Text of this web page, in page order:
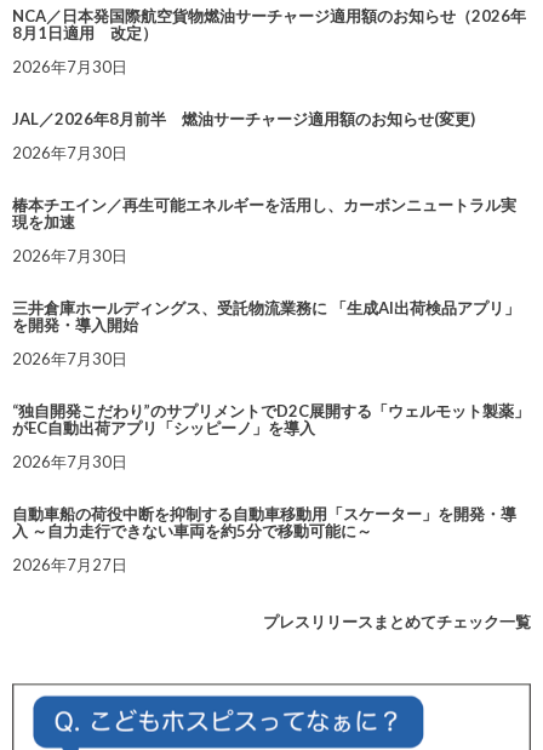
NCA／日本発国際航空貨物燃油サーチャージ適用額のお知らせ（2026年
8月1日適用 改定）
2026年7月30日
JAL／2026年8月前半 燃油サーチャージ適用額のお知らせ(変更)
2026年7月30日
椿本チエイン／再生可能エネルギーを活用し、カーボンニュートラル実
現を加速
2026年7月30日
三井倉庫ホールディングス、受託物流業務に 「生成AI出荷検品アプリ」
を開発・導入開始
2026年7月30日
“独自開発こだわり”のサプリメントでD2C展開する「ウェルモット製薬」
がEC自動出荷アプリ「シッピーノ」を導入
2026年7月30日
自動車船の荷役中断を抑制する自動車移動用「スケーター」を開発・導
入 ～自力走行できない車両を約5分で移動可能に～
2026年7月27日
プレスリリースまとめてチェック一覧